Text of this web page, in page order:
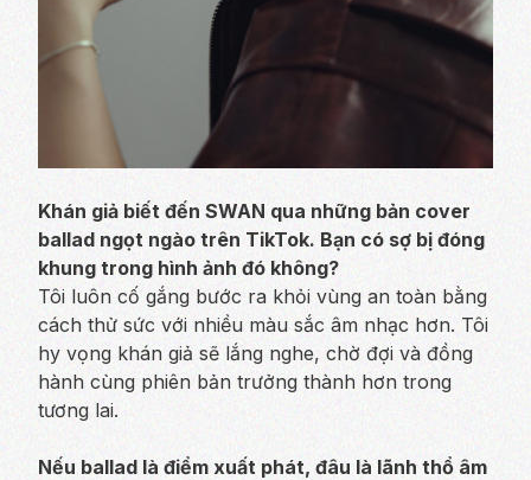
Khán giả biết đến SWAN qua những bản cover
ballad ngọt ngào trên TikTok. Bạn có sợ bị đóng
khung trong hình ảnh đó không?
Tôi luôn cố gắng bước ra khỏi vùng an toàn bằng
cách thử sức với nhiều màu sắc âm nhạc hơn. Tôi
hy vọng khán giả sẽ lắng nghe, chờ đợi và đồng
hành cùng phiên bản trưởng thành hơn trong
tương lai.
Nếu ballad là điểm xuất phát, đâu là lãnh thổ âm